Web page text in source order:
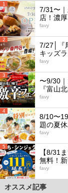
1
7/31〜
店！濃
favy
2
7/27│『
キッズ
favy
3
〜9/30
『富山
favy
4
8/10〜
題の夏
favy
5
【8/31
無料！
favy
オススメ記事